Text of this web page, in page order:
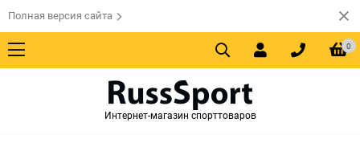
Полная версия сайта
0
Интернет-магазин спорттоваров